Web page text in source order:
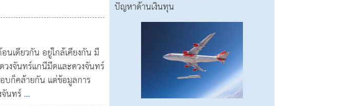
นเดียวกัน อยู่ใกล้เคียงกัน มี
งจันทร์แกนีมีดและดวงจันทร์
บก็คล้ายกัน แต่ข้อมูลการ
จันทร์...
ปัญหาด้านเงินทุน